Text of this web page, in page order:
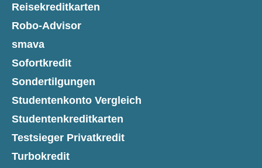
Reisekreditkarten
Robo-Advisor
smava
Sofortkredit
Sondertilgungen
Studentenkonto Vergleich
Studentenkreditkarten
Testsieger Privatkredit
Turbokredit